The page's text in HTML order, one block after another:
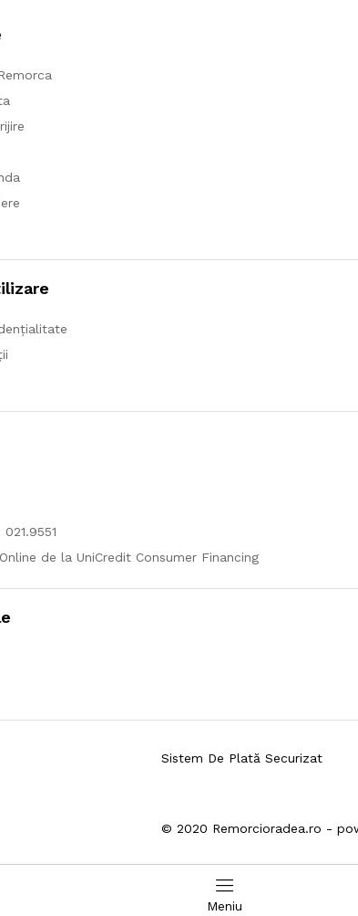
de la UniCredit Consumer Financing
© 2020 Remorcioradea.ro -
Sistem De Plată Securizat
Meniu